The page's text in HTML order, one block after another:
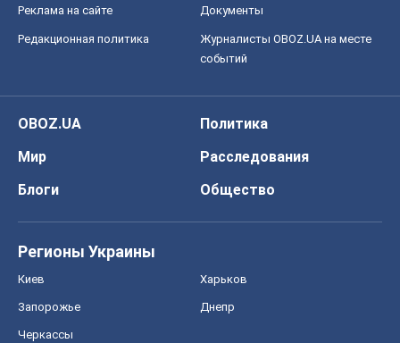
Реклама на сайте Документы
Редакционная политика
Журналисты OBOZ.UA на месте
событий
OBOZ.UA
Политика
Мир
Расследования
Блоги
Общество
Регионы Украины
Киев Харьков
Запорожье Днепр
Черкассы